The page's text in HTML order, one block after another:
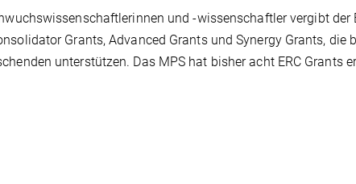
und -wissenschaftler vergibt der
Grants, Advanced Grants und Synergy Grants, die
unterstützen. Das MPS hat bisher acht ERC Grants